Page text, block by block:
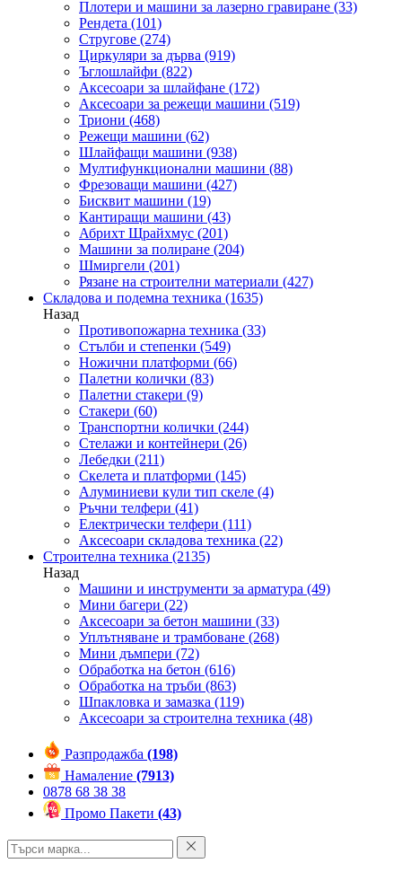
Плотери и машини за лазерно гравиране (33)
Рендета (101)
Стругове (274)
Циркуляри за дърва (919)
Ъглошлайфи (822)
Аксесоари за шлайфане (172)
Аксесоари за режещи машини (519)
Триони (468)
Режещи машини (62)
Шлайфащи машини (938)
Мултифункционални машини (88)
Фрезоващи машини (427)
Бисквит машини (19)
Кантиращи машини (43)
Абрихт Щрайхмус (201)
Машини за полиране (204)
Шмиргели (201)
Рязане на строителни материали (427)
Складова и подемна техника (1635)
Назад
Противопожарна техника (33)
Стълби и степенки (549)
Ножични платформи (66)
Палетни колички (83)
Палетни стакери (9)
Стакери (60)
Транспортни колички (244)
Стелажи и контейнери (26)
Лебедки (211)
Скелета и платформи (145)
Алуминиеви кули тип скеле (4)
Ръчни телфери (41)
Електрически телфери (111)
Аксесоари складова техника (22)
Строителна техника (2135)
Назад
Машини и инструменти за арматура (49)
Мини багери (22)
Аксесоари за бетон машини (33)
Уплътняване и трамбоване (268)
Мини дъмпери (72)
Обработка на бетон (616)
Обработка на тръби (863)
Шпакловка и замазка (119)
Аксесоари за строителна техника (48)
Разпродажба (198)
Намаление (7913)
0878 68 38 38
Промо Пакети (43)